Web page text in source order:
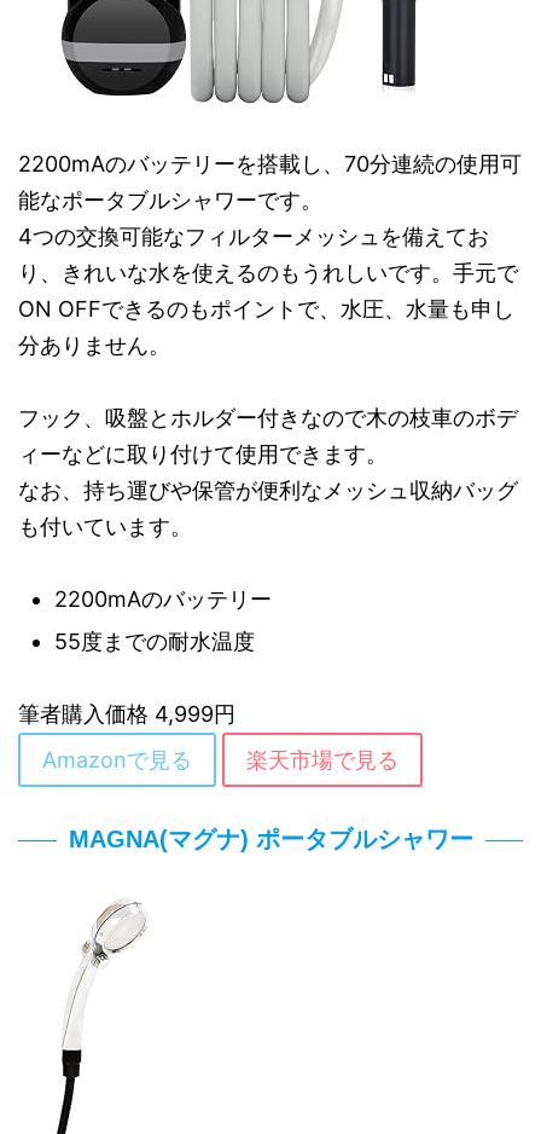
2200mAのバッテリーを搭載し、70分連続の使用可
能なポータブルシャワーです。
4つの交換可能なフィルターメッシュを備えてお
り、きれいな水を使えるのもうれしいです。手元で
ON OFFできるのもポイントで、水圧、水量も申し
分ありません。
フック、吸盤とホルダー付きなので木の枝車のボデ
ィーなどに取り付けて使用できます。
なお、持ち運びや保管が便利なメッシュ収納バッグ
も付いています。
2200mAのバッテリー
55度までの耐水温度
筆者購入価格 4,999円
Amazonで見る
楽天市場で見る
MAGNA(マグナ) ポータブルシャワー